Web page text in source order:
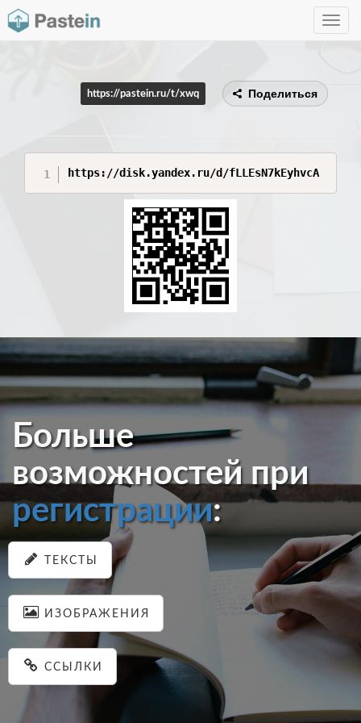
Toggle
https://pastein.ru/t/xwq Поделиться
https://disk.yandex.ru/d/fLLEsN7kEyhvcA
Больше
возможностей при
регистрации:
ТЕКСТЫ
ИЗОБРАЖЕНИЯ
ССЫЛКИ